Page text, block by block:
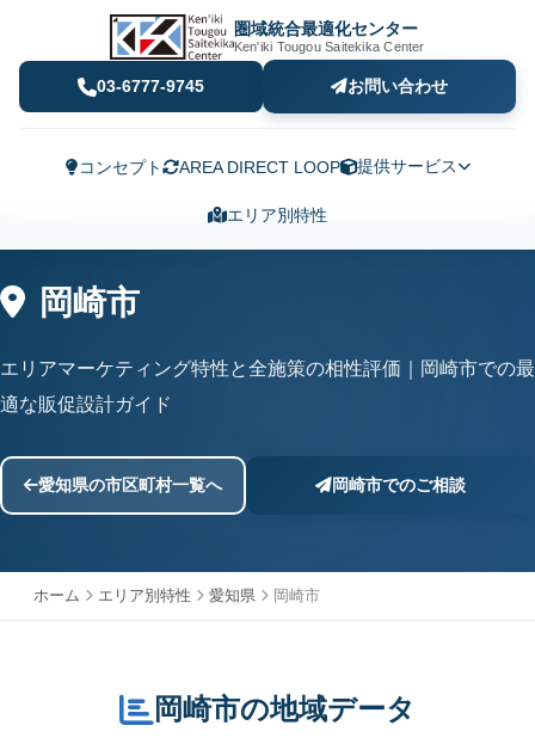
圏域統合最適化センター
Ken'iki Tougou Saitekika Center
03-6777-9745 お問い合わせ
コンセプト AREA DIRECT LOOP 提供サービス
エリア別特性
岡崎市
エリアマーケティング特性と全施策の相性評価｜岡崎市での最
適な販促設計ガイド
愛知県の市区町村一覧へ 岡崎市でのご相談
ホーム エリア別特性 愛知県 岡崎市
岡崎市の地域データ